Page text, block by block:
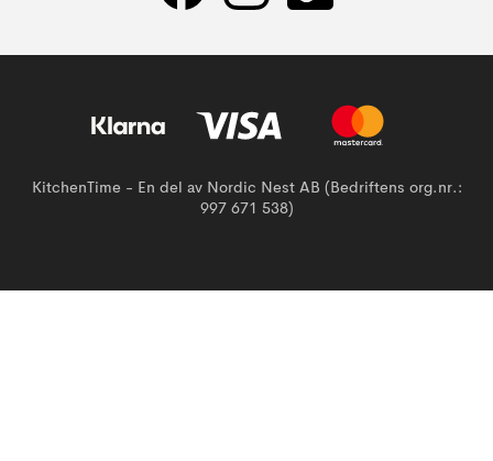
KitchenTime - En del av Nordic Nest AB (Bedriftens org.nr.:
997 671 538)